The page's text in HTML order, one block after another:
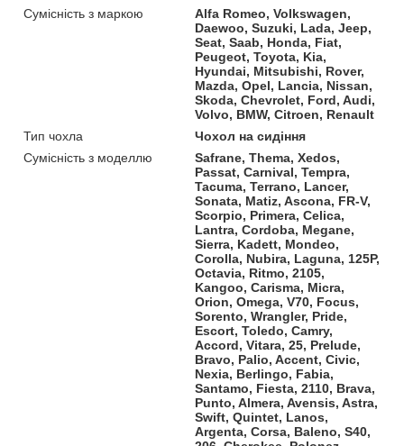
Сумісність з маркою
Alfa Romeo, Volkswagen,
Daewoo, Suzuki, Lada, Jeep,
Seat, Saab, Honda, Fiat,
Peugeot, Toyota, Kia,
Hyundai, Mitsubishi, Rover,
Mazda, Opel, Lancia, Nissan,
Skoda, Chevrolet, Ford, Audi,
Volvo, BMW, Citroen, Renault
Тип чохла
Чохол на сидіння
Сумісність з моделлю
Safrane, Thema, Xedos,
Passat, Carnival, Tempra,
Tacuma, Terrano, Lancer,
Sonata, Matiz, Ascona, FR-V,
Scorpio, Primera, Celica,
Lantra, Cordoba, Megane,
Sierra, Kadett, Mondeo,
Corolla, Nubira, Laguna, 125P,
Octavia, Ritmo, 2105,
Kangoo, Carisma, Micra,
Orion, Omega, V70, Focus,
Sorento, Wrangler, Pride,
Escort, Toledo, Camry,
Accord, Vitara, 25, Prelude,
Bravo, Palio, Accent, Civic,
Nexia, Berlingo, Fabia,
Santamo, Fiesta, 2110, Brava,
Punto, Almera, Avensis, Astra,
Swift, Quintet, Lanos,
Argenta, Corsa, Baleno, S40,